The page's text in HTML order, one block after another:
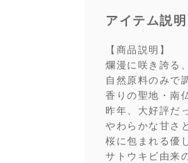
アイテム説明
【商品説明】
爛漫に咲き誇る
自然原料のみで
香りの聖地・南
昨年、大好評だ
やわらかな甘さ
桜に包まれる優
サトウキビ由来